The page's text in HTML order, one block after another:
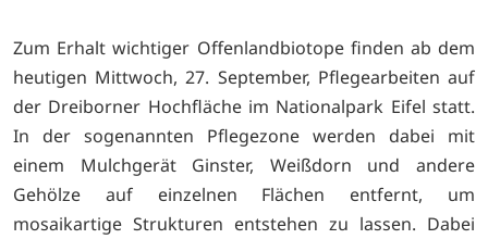
Zum Erhalt wichtiger Offenlandbiotope finden ab dem
heutigen Mittwoch, 27. September, Pflegearbeiten auf
der Dreiborner Hochfläche im Nationalpark Eifel statt.
In der sogenannten Pflegezone werden dabei mit
einem Mulchgerät Ginster, Weißdorn und andere
Gehölze auf einzelnen Flächen entfernt, um
mosaikartige Strukturen entstehen zu lassen. Dabei